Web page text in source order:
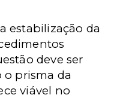
estabilização da
deve ser
o prisma da
viável no